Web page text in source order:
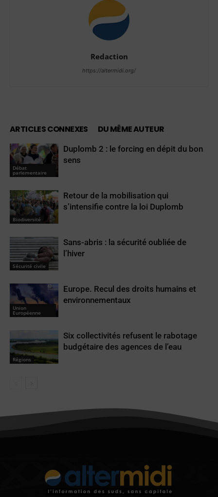
Redaction
https://altermidi.org/
ARTICLES CONNEXES DU MÊME AUTEUR
Débat
parlementaire
Duplomb 2 : le forcing en dépit du bon
sens
Biodiversité
Retour de la mobilisation qui
s’intensifie contre la loi Duplomb
Sécurité civile
Sans-abris : la sécurité oubliée de
l’hiver
Union
Européenne
Europe. Recul des droits humains et
environnementaux
Régions
Six collectivités refusent le rabotage
budgétaire des agences de l’eau